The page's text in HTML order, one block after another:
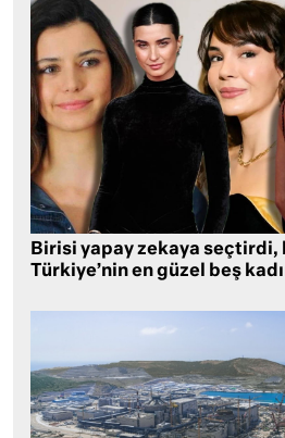
Birisi yapay zekaya seçtirdi,
Türkiye’nin en güzel beş